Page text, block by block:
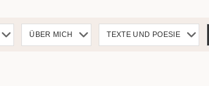
Menü
öffnen
ÜBER MICH
Menü
öffnen
TEXTE UND POESIE